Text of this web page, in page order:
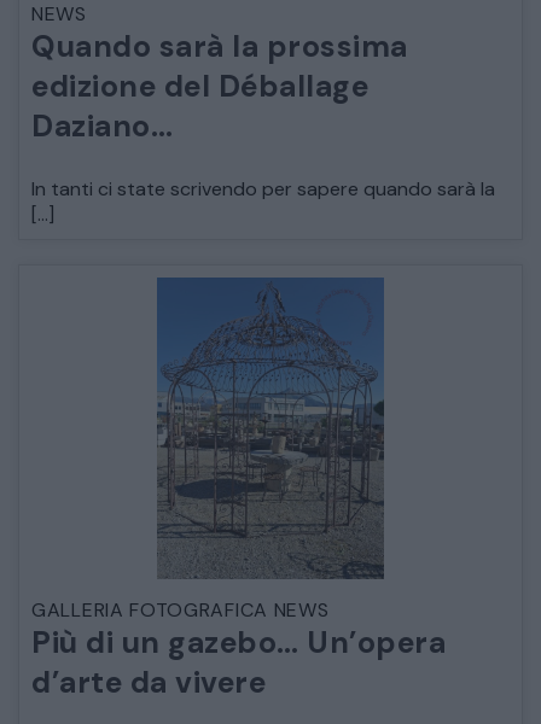
ARREDO DA GIARDINO
DECORAZIONI OGGETTISTICA ILLUMINAZIONE
STILI ED ESPOSIZIONE
STRUMENTI MUSICALI
VEICOLI D’EPOCA
NEWS
Quando sarà la prossima
edizione del Déballage
Daziano…
In tanti ci state scrivendo per sapere quando sarà la
[…]
GALLERIA FOTOGRAFICA NEWS
Più di un gazebo… Un’opera
d’arte da vivere